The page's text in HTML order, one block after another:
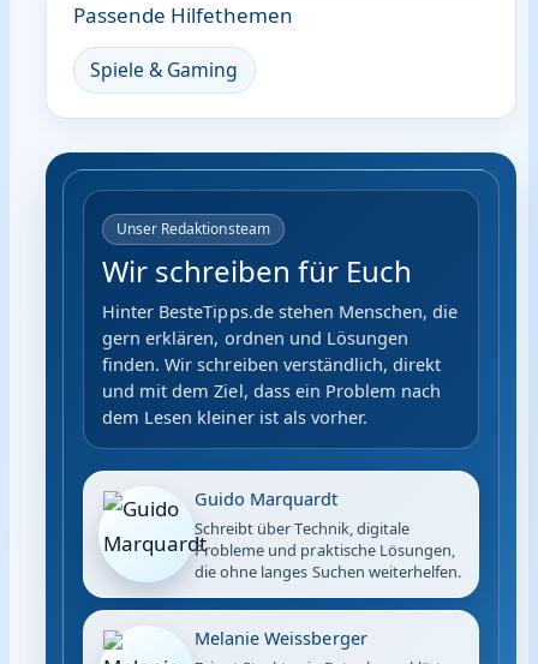
Passende Hilfethemen
Spiele & Gaming
Unser Redaktionsteam
Wir schreiben für Euch
Hinter BesteTipps.de stehen Menschen, die
gern erklären, ordnen und Lösungen
finden. Wir schreiben verständlich, direkt
und mit dem Ziel, dass ein Problem nach
dem Lesen kleiner ist als vorher.
Guido Marquardt
Schreibt über Technik, digitale
Probleme und praktische Lösungen,
die ohne langes Suchen weiterhelfen.
Melanie Weissberger